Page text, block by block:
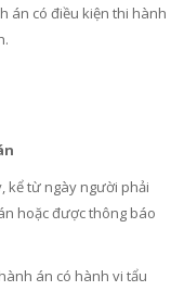
án có điều kiện thi hành
kể từ ngày người phải
hoặc được thông báo
án có hành vi tẩu